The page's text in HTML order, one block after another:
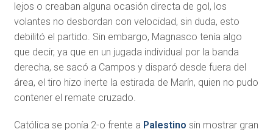
lejos o creaban alguna ocasión directa de gol, los
volantes no desbordan con velocidad, sin duda, esto
debilitó el partido. Sin embargo, Magnasco tenía algo
que decir, ya que en un jugada individual por la banda
derecha, se sacó a Campos y disparó desde fuera del
área, el tiro hizo inerte la estirada de Marín, quien no pudo
contener el remate cruzado.
Católica se ponía 2-o frente a Palestino sin mostrar gran